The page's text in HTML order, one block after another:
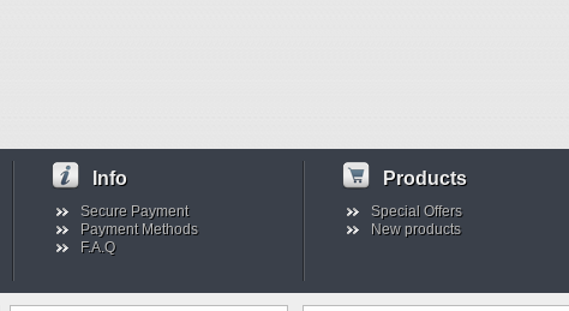
Info
Secure Payment
Payment Methods
F.A.Q
Products
Special Offers
New products